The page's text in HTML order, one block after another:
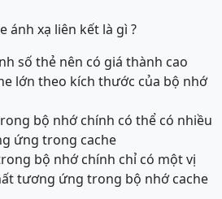
ánh xạ liên kết là gì ?
số thẻ nên có giá thành cao
lớn theo kích thước của bộ nhớ
bộ nhớ chính có thể có nhiều
ứng trong cache
bộ nhớ chính chỉ có một vị
tương ứng trong bộ nhớ cache